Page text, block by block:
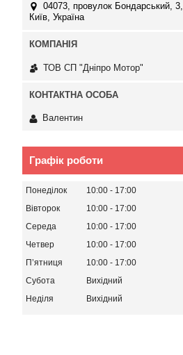
04073, провулок Бондарський, 3,
Київ, Україна
ТОВ СП "Дніпро Мотор"
Валентин
Графік роботи
Понеділок 10:00
17:00
Вівторок
10:00
17:00
Середа
10:00
17:00
Четвер
10:00
17:00
Пʼятниця
10:00
17:00
Субота
Вихідний
Неділя
Вихідний